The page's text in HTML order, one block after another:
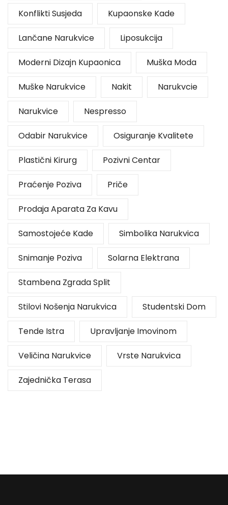
Konflikti Susjeda Kupaonske Kade
Lančane Narukvice Liposukcija
Moderni Dizajn Kupaonica Muška Moda
Muške Narukvice Nakit Narukvcie
Narukvice Nespresso
Odabir Narukvice Osiguranje Kvalitete
Plastični Kirurg Pozivni Centar
Praćenje Poziva Priče
Prodaja Aparata Za Kavu
Samostojeće Kade Simbolika Narukvica
Snimanje Poziva Solarna Elektrana
Stambena Zgrada Split
Stilovi Nošenja Narukvica Studentski Dom
Tende Istra Upravljanje Imovinom
Veličina Narukvice Vrste Narukvica
Zajednička Terasa